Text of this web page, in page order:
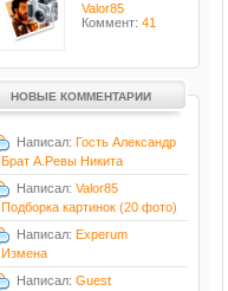
Valor85
Коммент: 41
НОВЫЕ КОММЕНТАРИИ
Написал: Гость Александр
Брат А.Ревы Никита
Написал: Valor85
Подборка картинок (20 фото)
Написал: Experum
Измена
Написал: Guest